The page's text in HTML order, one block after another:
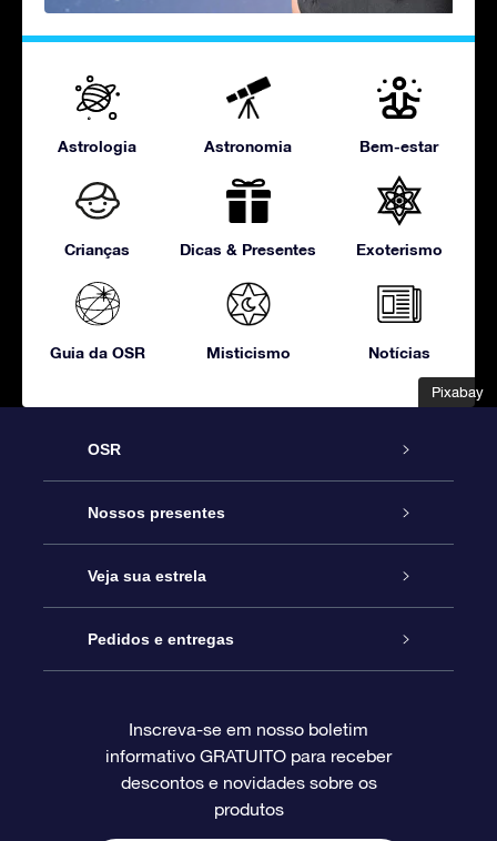
Pixabay
Pixabay
Astrologia Astronomia Bem-estar
Crianças Dicas & Presentes Exoterismo
Guia da OSR Misticismo Notícias
OSR
Serviço
Entre em contato conosco
Blog
Avaliações
Nossos presentes
Presente estrelar on-line
Pacote de presente da OSR
O cartão de presente da OSR
Presentes corporativos
Veja sua estrela
Star Register
Página estelar personalizada
Um Milhão de Estrelas
Pedidos e entregas
Informações de pagamento
Inscreva-se em nosso boletim
informativo GRATUITO para receber
descontos e novidades sobre os
produtos